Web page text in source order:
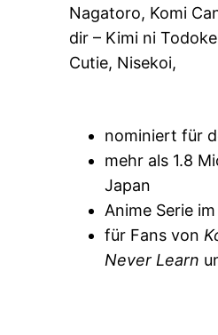
Nagatoro, Komi
dir – Kimi ni
Cutie, Nisekoi,
nominiert für
mehr als 1.8
Japan
Anime Serie
für Fans von
Never Learn